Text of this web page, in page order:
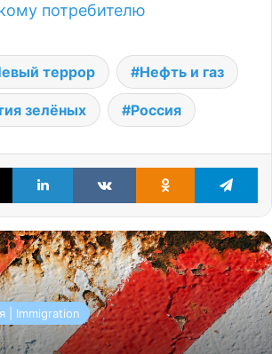
потребителю
террор Нефть и газ
зелёных Россия
X LinkedIn VKontakteOdnoklassniki
| Immigration